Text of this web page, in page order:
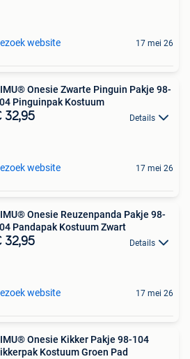
website 17 mei 26
Onesie Zwarte Pinguin Pakje 98-
Pinguinpak Kostuum
32,95 Details
website 17 mei 26
Onesie Reuzenpanda Pakje 98-
Pandapak Kostuum Zwart
32,95 Details
website 17 mei 26
Onesie Kikker Pakje 98-104
Kostuum Groen Pad